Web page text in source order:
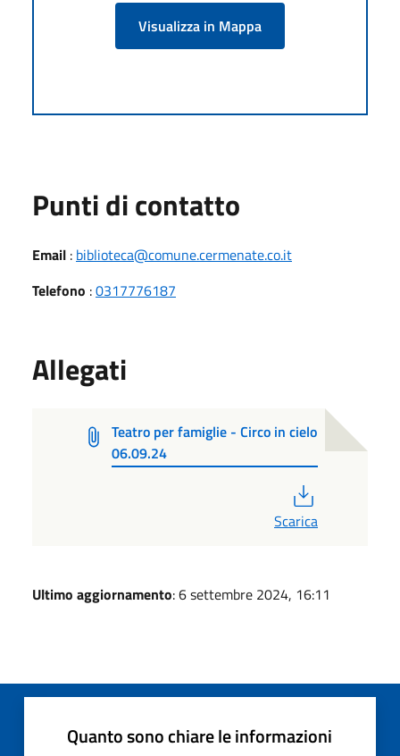
Visualizza in Mappa
Punti di contatto
Email : biblioteca@comune.cermenate.co.it
Telefono :0317776187
Allegati
Teatro per famiglie - Circo in cielo
06.09.24
Scarica
Ultimo aggiornamento: 6 settembre 2024, 16:11
Quanto sono chiare le informazioni